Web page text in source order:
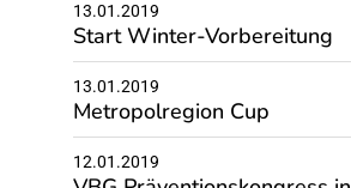
13.01.2019
Start Winter-Vorbereitung
13.01.2019
Metropolregion Cup
12.01.2019